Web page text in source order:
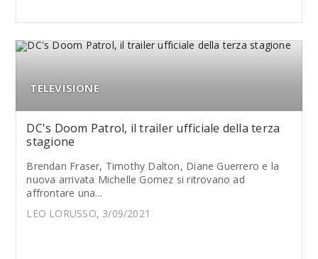
TELEVISIONE
DC's Doom Patrol, il trailer ufficiale della terza
stagione
Brendan Fraser, Timothy Dalton, Diane Guerrero e la
nuova arrivata Michelle Gomez si ritrovano ad
affrontare una...
LEO LORUSSO, 3/09/2021